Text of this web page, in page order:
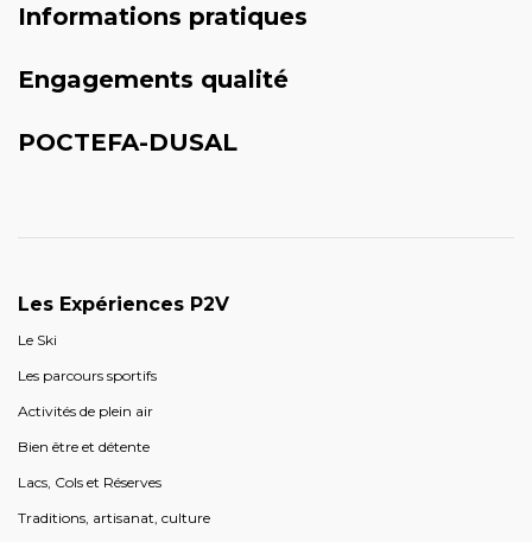
Informations pratiques
Engagements qualité
POCTEFA-DUSAL
Les Expériences P2V
Le Ski
Les parcours sportifs
Activités de plein air
Bien être et détente
Lacs, Cols et Réserves
Traditions, artisanat, culture